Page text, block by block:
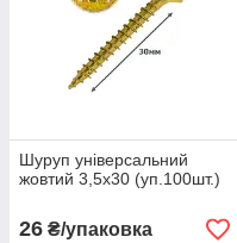
Шуруп універсальний
жовтий 3,5х30 (уп.100шт.)
26 ₴/упаковка